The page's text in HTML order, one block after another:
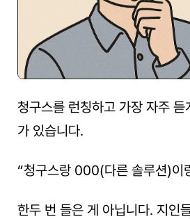
청구스를 런칭하고 가장 자주
가 있습니다.
“청구스랑 000(다른 솔루션)이
한두 번 들은 게 아닙니다. 지인